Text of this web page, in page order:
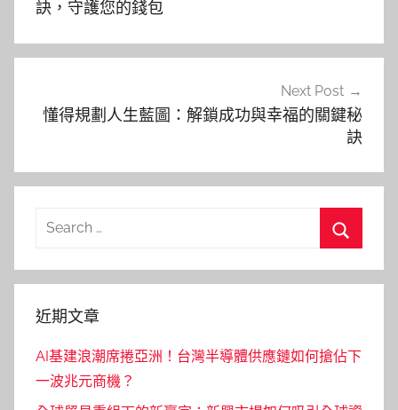
導
覽
訣，守護您的錢包
Next Post
懂得規劃人生藍圖：解鎖成功與幸福的關鍵秘
訣
Search
近期文章
AI基建浪潮席捲亞洲！台灣半導體供應鏈如何搶佔下
一波兆元商機？